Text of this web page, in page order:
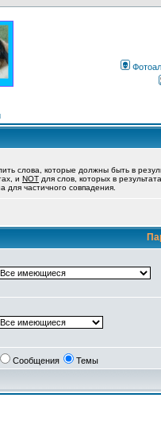
слова, которые должны быть в
и NOT для слов, которых в
для частичного совпадения.
Сообщения Темы